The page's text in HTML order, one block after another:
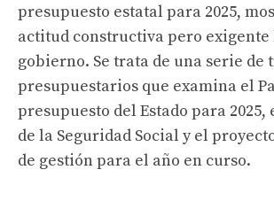
presupuesto estatal para 2025,
actitud constructiva pero exigente
gobierno. Se trata de una serie de
presupuestarios que examina el
presupuesto del Estado para
de la Seguridad Social y el
de gestión para el año en curso.